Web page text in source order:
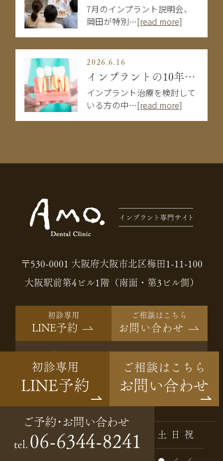
7月のインプラント説明会、
岡田が特別…[read more]
2026.6.16
インプラントの10年後はどうなる？長持ちする人・しない人の違い
インプラント治療を検討して
いる方の中…[read more]
〒530-0001 大阪府大阪市北区梅田1-11-100
大阪駅前第4ビル1階（南面・第3ビル側）
初診専用
LINE予約
ご相談はこちら
お問い合わせ
お問い合わせ
06-6344-8241
Instagram
診療時間 月 火 水 木 土 日 祝